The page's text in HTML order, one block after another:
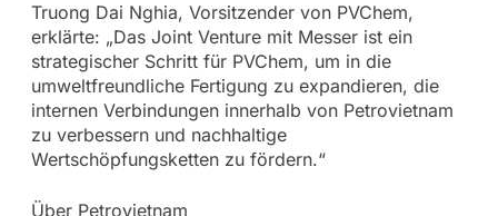
Truong Dai Nghia, Vorsitzender von PVChem,
erklärte: „Das Joint Venture mit Messer ist ein
strategischer Schritt für PVChem, um in die
umweltfreundliche Fertigung zu expandieren, die
internen Verbindungen innerhalb von Petrovietnam
zu verbessern und nachhaltige
Wertschöpfungsketten zu fördern.“
Über Petrovietnam